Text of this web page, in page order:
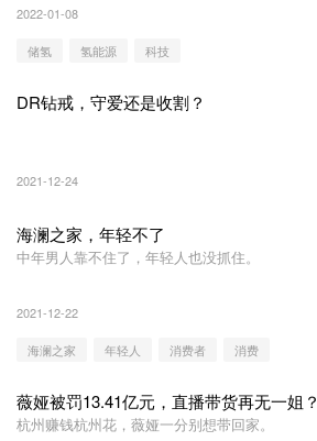
2022-01-08
储氢 氢能源 科技
DR钻戒，守爱还是收割？
2021-12-24
海澜之家，年轻不了
中年男人靠不住了，年轻人也没抓住。
2021-12-22
海澜之家 年轻人 消费者 消费
薇娅被罚13.41亿元，直播带货再无一姐？
杭州赚钱杭州花，薇娅一分别想带回家。